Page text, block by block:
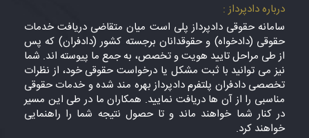
درباره دادپرداز :
سامانه حقوقی دادپرداز پلی است میان متقاضی دریافت خدمات
حقوقی (دادخواه) و حقوقدانان برجسته کشور (دادفران) که پس
از طی مراحل تایید هویت و تخصص، به جمع ما پیوسته اند. شما
نیز می توانید با ثبت مشکل یا درخواست حقوقی خود، از نظرات
تخصصی دادفران پلتفرم دادپرداز بهره مند شده و خدمات حقوقی
مناسبی را از آن ها دریافت نمایید. همکاران ما در طی این مسیر
در کنار شما خواهند ماند و تا حصول نتیجه شما را راهنمایی
خواهند کرد.